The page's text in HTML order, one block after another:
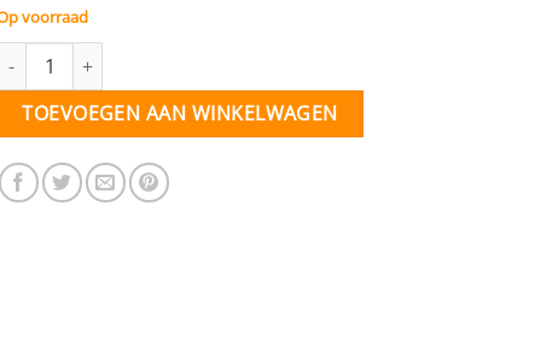
voorraad
Steeknaalden zwart - 30 mm lang - 100 stuks aantal
TOEVOEGEN AAN WINKELWAGEN